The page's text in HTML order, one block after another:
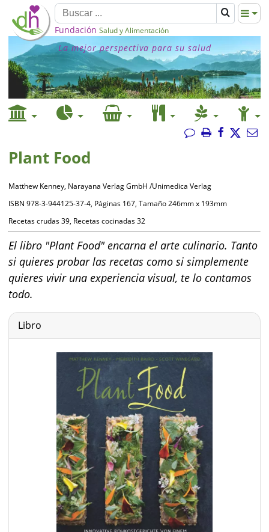
Fundación Salud y Alimentación
La mejor perspectiva para su salud
Plant Food
Matthew Kenney, Narayana Verlag GmbH /Unimedica Verlag
ISBN 978-3-944125-37-4, Páginas 167, Tamaño 246mm x 193mm
Recetas crudas 39, Recetas cocinadas 32
El libro "Plant Food" encarna el arte culinario. Tanto
si quieres probar las recetas como si simplemente
quieres vivir una experiencia visual, te lo contamos
todo.
Libro